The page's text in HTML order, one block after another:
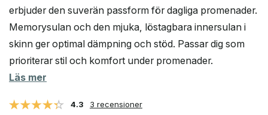
erbjuder den suverän passform för dagliga promenader.
Memorysulan och den mjuka, löstagbara innersulan i
skinn ger optimal dämpning och stöd. Passar dig som
prioriterar stil och komfort under promenader.
Läs mer
4.3 3 recensioner